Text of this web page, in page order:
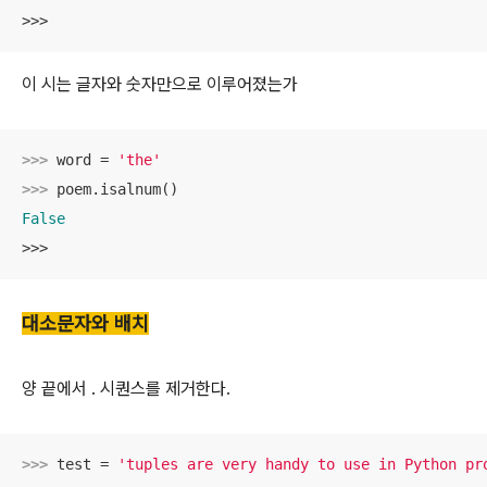
>>>
이 시는 글자와 숫자만으로 이루어졌는가
>>> word =
'the'
>>>
False
>>>
대소문자와 배치
양 끝에서 . 시퀀스를 제거한다.
>>> test =
'tuples are very handy to use in Python